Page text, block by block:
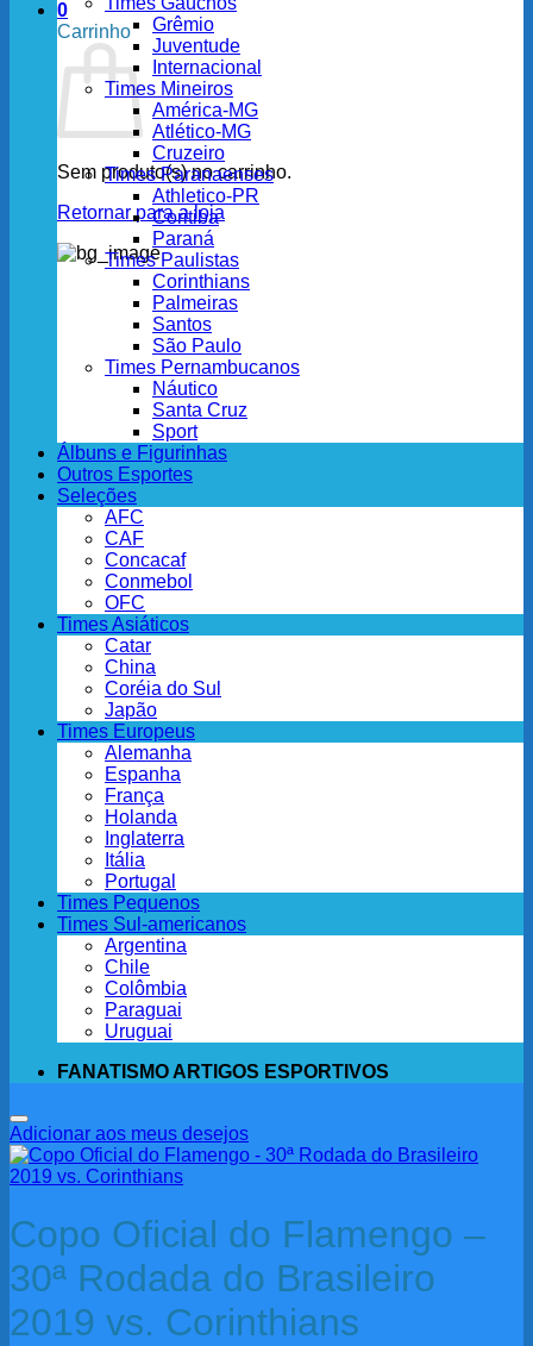
0
Carrinho
Sem produto(s) no carrinho.
Retornar para a loja
Grêmio
Juventude
Internacional
Times Mineiros
América-MG
Atlético-MG
Cruzeiro
Times Paranaenses
Athletico-PR
Coritiba
Paraná
Times Paulistas
Corinthians
Palmeiras
Santos
São Paulo
Times Pernambucanos
Náutico
Santa Cruz
Sport
Álbuns e Figurinhas
Outros Esportes
Seleções
AFC
CAF
Concacaf
Conmebol
OFC
Times Asiáticos
Catar
China
Coréia do Sul
Japão
Times Europeus
Alemanha
Espanha
França
Holanda
Inglaterra
Itália
Portugal
Times Pequenos
Times Sul-americanos
Argentina
Chile
Colômbia
Paraguai
Uruguai
FANATISMO ARTIGOS ESPORTIVOS
Adicionar aos meus desejos
Copo Oficial do Flamengo –
30ª Rodada do Brasileiro
2019 vs. Corinthians